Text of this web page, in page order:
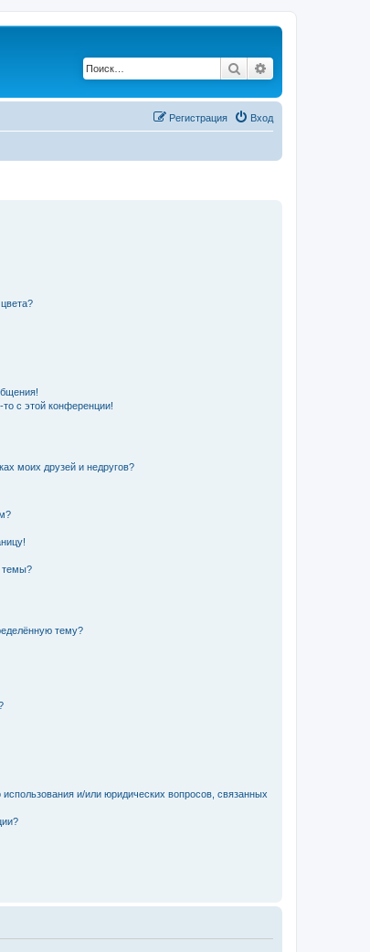
Поиск
Вход
Регистрация
с этой конференции!
моих друзей и недругов?
темы?
тему?
и/или юридических вопросов, связанных